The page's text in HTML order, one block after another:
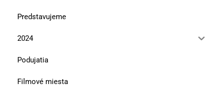
Predstavujeme
2024
Podujatia
Filmové miesta